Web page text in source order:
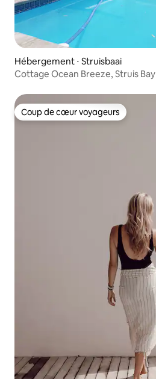
Hébergement ⋅ Struisbaai
Cottage Ocean Breeze, Struis Bay
Coup de cœur voyageurs
Coup de cœur voyageurs